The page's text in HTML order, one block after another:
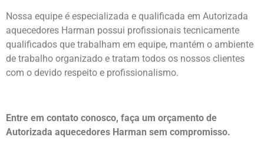
Nossa equipe é especializada e qualificada em Autorizada
aquecedores Harman possui profissionais tecnicamente
qualificados que trabalham em equipe, mantém o ambiente
de trabalho organizado e tratam todos os nossos clientes
com o devido respeito e profissionalismo.
Entre em contato conosco, faça um orçamento de
Autorizada aquecedores Harman sem compromisso.